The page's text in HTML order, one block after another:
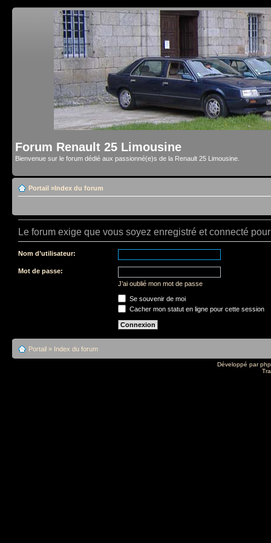
Forum Renault 25 Limousine
Bienvenue sur le forum dédié aux passionné(e)s de la Renault 25 Limousine.
Portail »Index du forum
Le forum exige que vous soyez enregistré et connecté
Nom d’utilisateur:
Mot de passe:
J’ai oublié mon mot de passe
Se souvenir de moi
Cacher mon statut en ligne pour cette session
Portail » Index du forum
Développé par